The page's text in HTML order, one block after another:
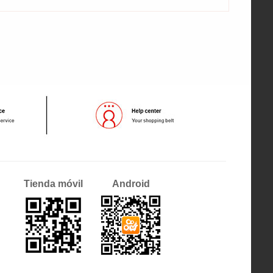
Tienda móvil Android